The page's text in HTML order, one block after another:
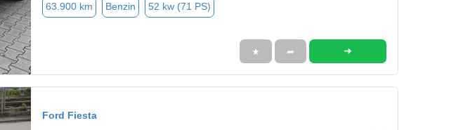
63.900 km Benzin 52 kw (71 PS)
★ ➦ ➜
Ford Fiesta